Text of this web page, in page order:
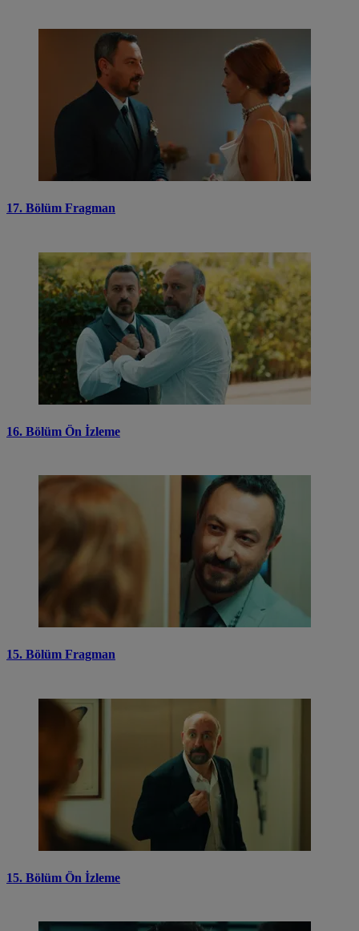
17. Bölüm Fragman
16. Bölüm Ön İzleme
15. Bölüm Fragman
15. Bölüm Ön İzleme